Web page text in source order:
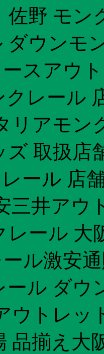
佐野 モン
ダウンモ
スアウ
クレール
リアモン
ズ 取扱店
ール 店
三井アウ
レール 大
ル激安
ール ダウ
ウトレッ
品揃え大